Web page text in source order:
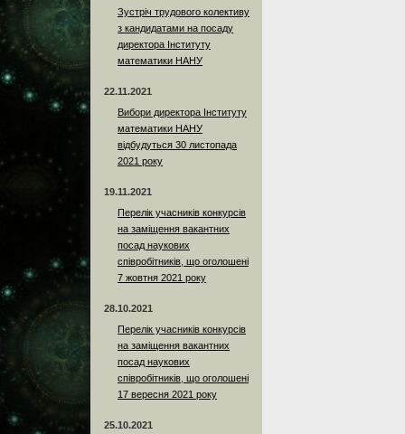
Зустріч трудового колективу
з кандидатами на посаду
директора Інституту
математики НАНУ
22.11.2021
Вибори директора Інституту
математики НАНУ
відбудуться 30 листопада
2021 року
19.11.2021
Перелік учасників конкурсів
на заміщення вакантних
посад наукових
співробітників, що оголошені
7 жовтня 2021 року
28.10.2021
Перелік учасників конкурсів
на заміщення вакантних
посад наукових
співробітників, що оголошені
17 вересня 2021 року
25.10.2021